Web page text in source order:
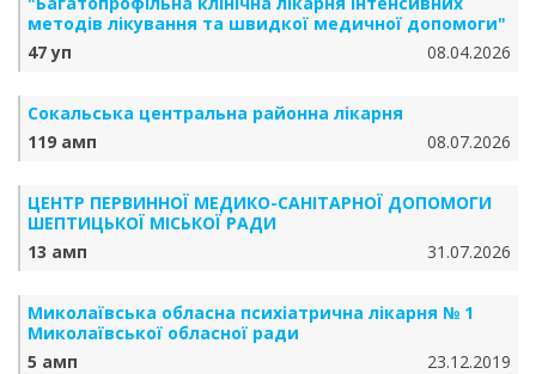
методів лікування та швидкої медичної допомоги"
47 уп
08.04.2026
Сокальська центральна районна лікарня
119 амп
08.07.2026
ЦЕНТР ПЕРВИННОЇ МЕДИКО-САНІТАРНОЇ ДОПОМОГИ
ШЕПТИЦЬКОЇ МІСЬКОЇ РАДИ
13 амп
31.07.2026
Миколаївська обласна психіатрична лікарня № 1
Миколаївської обласної ради
5 амп
23.12.2019